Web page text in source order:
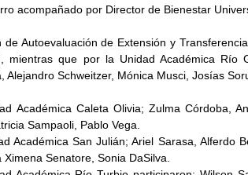
acompañado por Director de Bienestar
de Autoevaluación de Extensión y
mientras que por la Unidad Académica Río
Alejandro Schweitzer, Mónica Musci, Josías
Académica Caleta Olivia; Zulma Córdoba,
Sampaoli, Pablo Vega.
Académica San Julián; Ariel Sarasa, Alferdo
Senatore, Sonia DaSilva.